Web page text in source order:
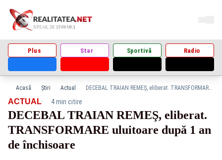
Plus Star Sportivă Radio
Acasă Știri Actual DECEBAL TRAIAN REMEŞ, eliberat. TRANSFORMARE uluitoare după 1 an de închisoare
ACTUAL· 4 min citire
DECEBAL TRAIAN REMEŞ, eliberat.
TRANSFORMARE uluitoare după 1 an
de închisoare